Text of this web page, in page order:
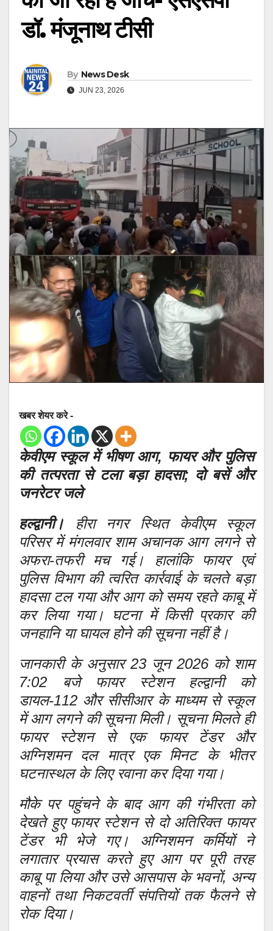
डॉ. मंजूनाथ टीसी
By News Desk
JUN 23, 2026
खबर शेयर करे -
केवीएम स्कूल में भीषण आग, फायर और पुलिस
की तत्परता से टला बड़ा हादसा; दो बसें और
जनरेटर जले
हल्द्वानी। हीरा नगर स्थित केवीएम स्कूल
परिसर में मंगलवार शाम अचानक आग लगने से
अफरा-तफरी मच गई। हालांकि फायर एवं
पुलिस विभाग की त्वरित कार्रवाई के चलते बड़ा
हादसा टल गया और आग को समय रहते काबू में
कर लिया गया। घटना में किसी प्रकार की
जनहानि या घायल होने की सूचना नहीं है।
जानकारी के अनुसार 23 जून 2026 को शाम
7:02 बजे फायर स्टेशन हल्द्वानी को
डायल-112 और सीसीआर के माध्यम से स्कूल
में आग लगने की सूचना मिली। सूचना मिलते ही
फायर स्टेशन से एक फायर टेंडर और
अग्निशमन दल मात्र एक मिनट के भीतर
घटनास्थल के लिए रवाना कर दिया गया।
मौके पर पहुंचने के बाद आग की गंभीरता को
देखते हुए फायर स्टेशन से दो अतिरिक्त फायर
टेंडर भी भेजे गए। अग्निशमन कर्मियों ने
लगातार प्रयास करते हुए आग पर पूरी तरह
काबू पा लिया और उसे आसपास के भवनों, अन्य
वाहनों तथा निकटवर्ती संपत्तियों तक फैलने से
रोक दिया।